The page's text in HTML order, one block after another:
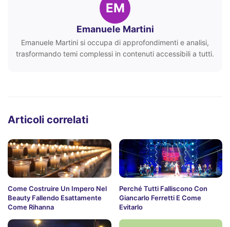
EM
Emanuele Martini
Emanuele Martini si occupa di approfondimenti e analisi,
trasformando temi complessi in contenuti accessibili a tutti.
Articoli correlati
Come Costruire Un Impero Nel
Beauty Fallendo Esattamente
Come Rihanna
Perché Tutti Falliscono Con
Giancarlo Ferretti E Come
Evitarlo